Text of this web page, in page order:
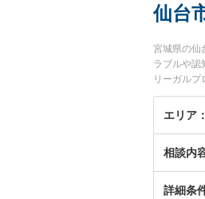
仙台
宮城県の仙
ラブルや認
リーガル
すぐに弁護
予約した
エリア
相談内
詳細条